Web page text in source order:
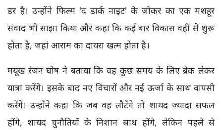
डर है। उन्होंने फिल्म 'द डार्क नाइट' के जोकर का एक मशहूर
संवाद भी साझा किया और कहा कि कई बार विकास वहीं से शुरू
होता है, जहां आराम का दायरा खत्म होता है।
मयूख रंजन घोष ने बताया कि वह कुछ समय के लिए ब्रेक लेकर
यात्रा करेंगे। इसके बाद नए विचारों और नई ऊर्जा के साथ वापसी
करेंगे। उन्होंने कहा कि जब वह लौटेंगे तो शायद ज्यादा सफल
होंगे, शायद चुनौतियों के निशान साथ होंगे, लेकिन पहले से